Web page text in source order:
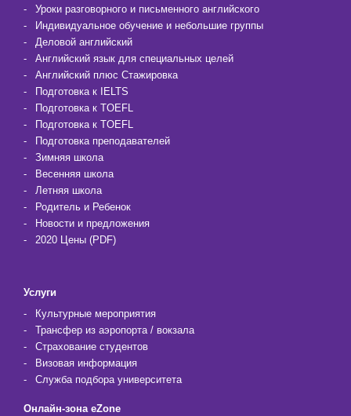
Уроки разговорного и письменного английского
Индивидуальное обучение и небольшие группы
Деловой английский
Английский язык для специальных целей
Английский плюс Стажировка
Подготовка к IELTS
Подготовка к TOEFL
Подготовка к TOEFL
Подготовка преподавателей
Зимняя школа
Весенняя школа
Летняя школа
Родитель и Ребенок
Новости и предложения
2020 Цены (PDF)
Услуги
Культурные мероприятия
Трансфер из аэропорта / вокзала
Страхование студентов
Визовая информация
Служба подбора университета
Онлайн-зона eZone